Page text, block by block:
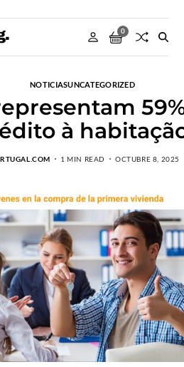
0
NOTICIASUNCATEGORIZED
à
1 MIN READ OCTUBRE 8, 2025